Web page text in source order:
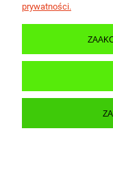
prywatności.